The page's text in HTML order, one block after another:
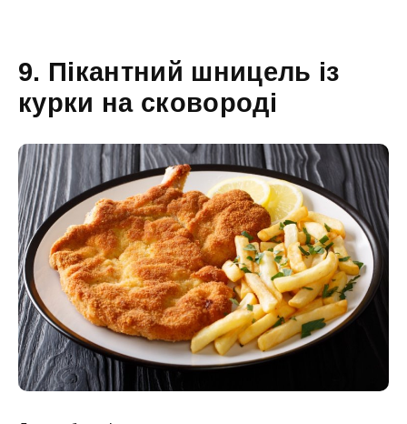
9. Пікантний шницель із
курки на сковороді